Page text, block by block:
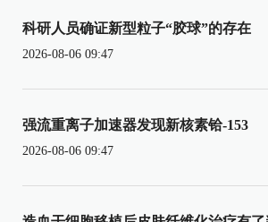
科研人员确证新型粒子“胶球”的存在
2026-08-06 09:47
强流重离子加速器发现新核素铪-153
2026-08-06 09:47